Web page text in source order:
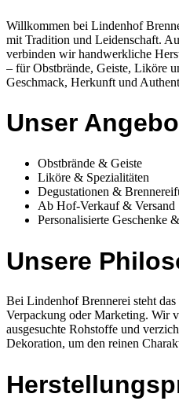
Willkommen bei Lindenhof
mit Tradition und Leidenschaft.
verbinden wir handwerkliche
– für Obstbrände, Geiste, Liköre
Geschmack, Herkunft und
Unser
Obstbrände & Geiste
Liköre & Spezialitäten
Degustationen &
Ab Hof-Verkauf & Versand
Personalisierte Geschenke
Unsere
Bei Lindenhof Brennerei steht
Verpackung oder Marketing. Wir
ausgesuchte Rohstoffe und
Dekoration, um den reinen